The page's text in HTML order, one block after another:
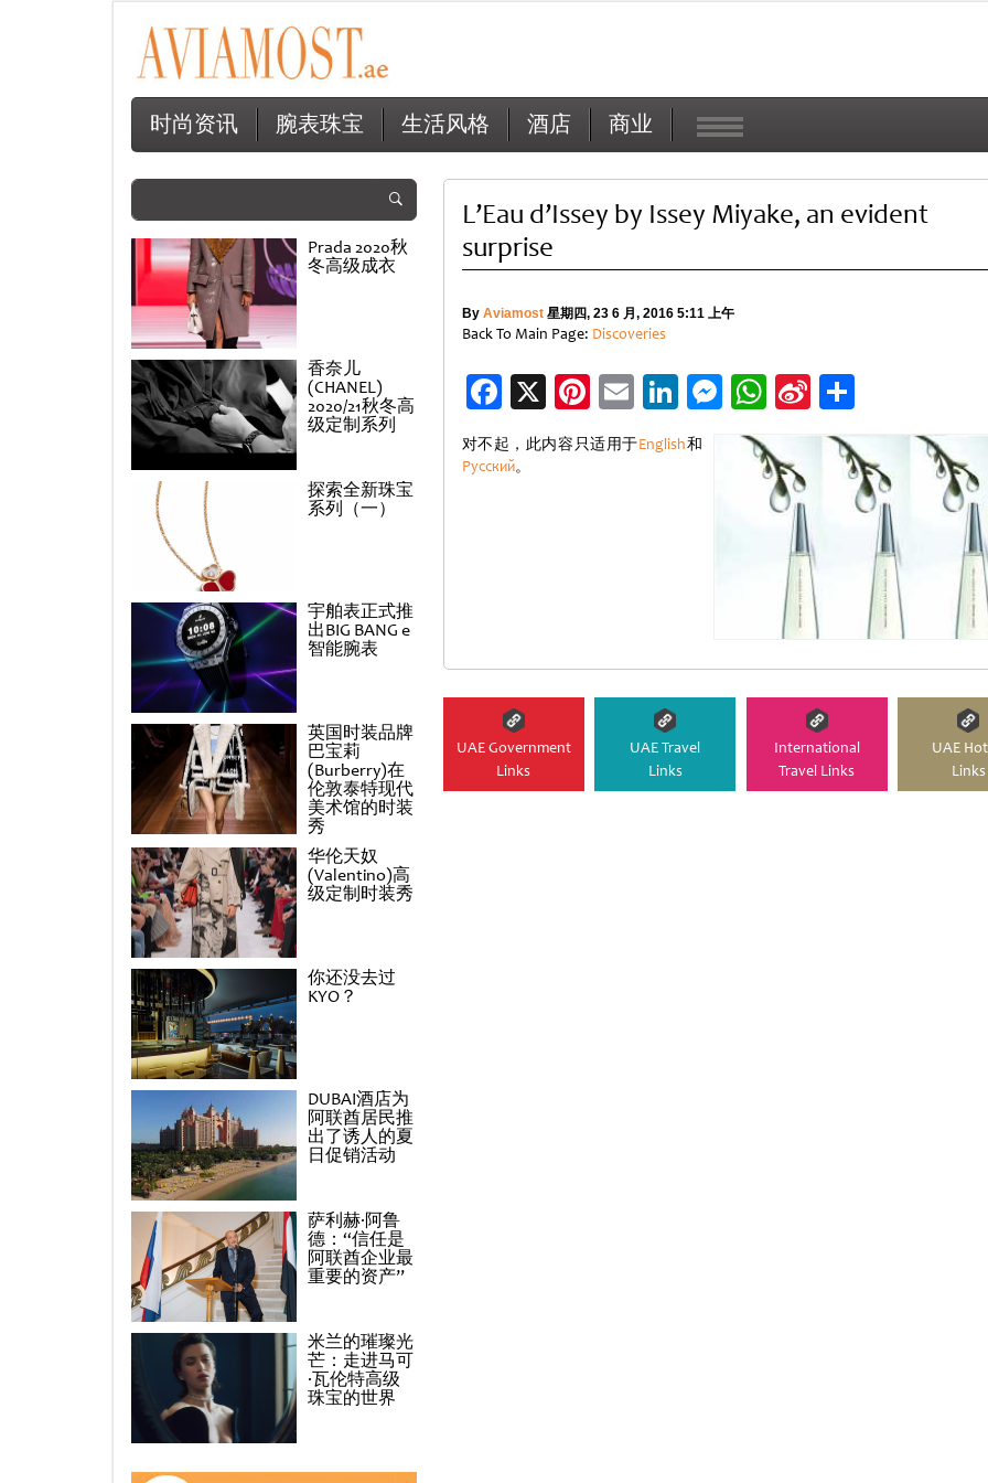
时尚资讯 腕表珠宝 生活风格 酒店 商业
Prada 2020秋
冬高级成衣
香奈儿
(CHANEL)
2020/21秋冬高
级定制系列
探索全新珠宝
系列（一）
宇舶表正式推
出BIG BANG e
智能腕表
英国时装品牌
巴宝莉
(Burberry)在
伦敦泰特现代
美术馆的时装
秀
华伦天奴
(Valentino)高
级定制时装秀
你还没去过
KYO？
DUBAI酒店为
阿联酋居民推
出了诱人的夏
日促销活动
萨利赫·阿鲁
德：“信任是
阿联酋企业最
重要的资产”
米兰的璀璨光
芒：走进马可
·瓦伦特高级
珠宝的世界
L’Eau d’Issey by Issey Miyake, an evident
surprise
By Aviamost星期四, 23 6 月, 2016 5:11 上午
Back To Main Page: Discoveries
Facebook
X Pinterest
EmailLinkedIn
Messenger
WhatsApp
Sina
Weibo
分
享
对不起，此内容只适用于English和
Русский。
UAE Government
Links
UAE Travel
Links
International
Travel Links
UAE
Links